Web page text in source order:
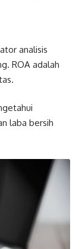
analisis
ROA adalah
laba bersih